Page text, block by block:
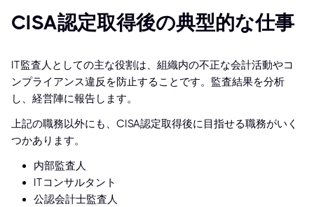
CISA認定取得後の典型的な仕事
IT監査人としての主な役割は、組織内の不正な会計活動やコ
ンプライアンス違反を防止することです。監査結果を分析
し、経営陣に報告します。
上記の職務以外にも、CISA認定取得後に目指せる職務がいく
つかあります。
内部監査人
ITコンサルタント
公認会計士監査人